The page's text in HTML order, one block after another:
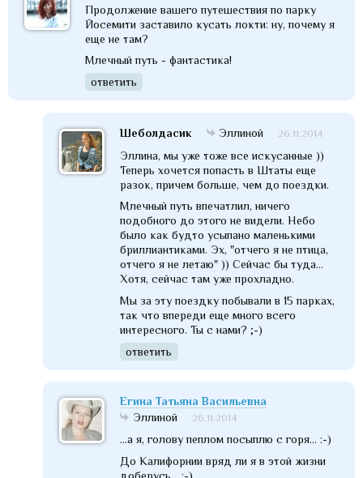
Продолжение вашего путешествия по парку
Йосемити заставило кусать локти: ну, почему я
еще не там?
Млечный путь - фантастика!
ответить
Шеболдасик Эллиной 26.11.2014
Эллина, мы уже тоже все искусанные ))
Теперь хочется попасть в Штаты еще
разок, причем больше, чем до поездки.
Млечный путь впечатлил, ничего
подобного до этого не видели. Небо
было как будто усыпано маленькими
бриллиантиками. Эх, "отчего я не птица,
отчего я не летаю" )) Сейчас бы туда...
Хотя, сейчас там уже прохладно.
Мы за эту поездку побывали в 15 парках,
так что впереди еще много всего
интересного. Ты с нами? ;-)
ответить
Егина Татьяна Васильевна
Эллиной
26.11.2014
...а я, голову пеплом посыплю с горя... :-)
До Калифорнии вряд ли я в этой жизни